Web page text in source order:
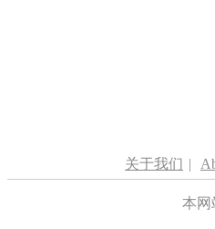
关于我们 |
本网